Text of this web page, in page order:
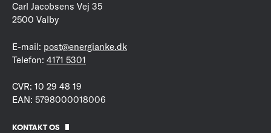
Carl Jacobsens Vej 35
2500 Valby
E-mail: post@energianke.dk
Telefon: 4171 5301
CVR: 10 29 48 19
EAN: 5798000018006
KONTAKT OS